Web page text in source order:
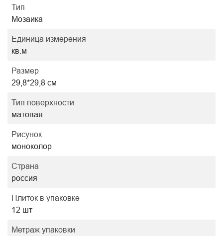
Тип
Мозаика
Единица измерения
кв.м
Размер
29,8*29,8 см
Тип поверхности
матовая
Рисунок
моноколор
Страна
россия
Плиток в упаковке
12 шт
Метраж упаковки